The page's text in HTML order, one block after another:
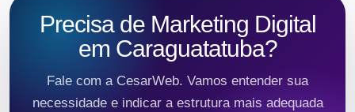
Precisa de Marketing Digital
em Caraguatatuba?
Fale com a CesarWeb. Vamos entender sua
necessidade e indicar a estrutura mais adequada